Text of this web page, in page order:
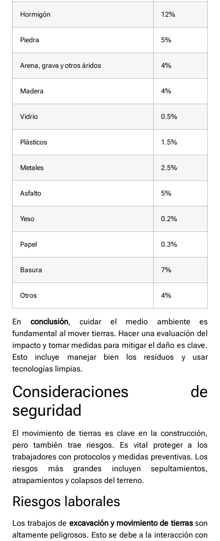
Hormigón 12%
Piedra 5%
Arena, grava y otros áridos 4%
Madera 4%
Vidrio 0.5%
Plásticos 1.5%
Metales 2.5%
Asfalto 5%
Yeso 0.2%
Papel 0.3%
Basura 7%
Otros 4%
En conclusión, cuidar el medio ambiente es
fundamental al mover tierras. Hacer una evaluación del
impacto y tomar medidas para mitigar el daño es clave.
Esto incluye manejar bien los residuos y usar
tecnologías limpias.
Consideraciones de
seguridad
El movimiento de tierras es clave en la construcción,
pero también trae riesgos. Es vital proteger a los
trabajadores con protocolos y medidas preventivas. Los
riesgos más grandes incluyen sepultamientos,
atrapamientos y colapsos del terreno.
Riesgos laborales
Los trabajos de excavación y movimiento de tierrasson
altamente peligrosos. Esto se debe a la interacción con